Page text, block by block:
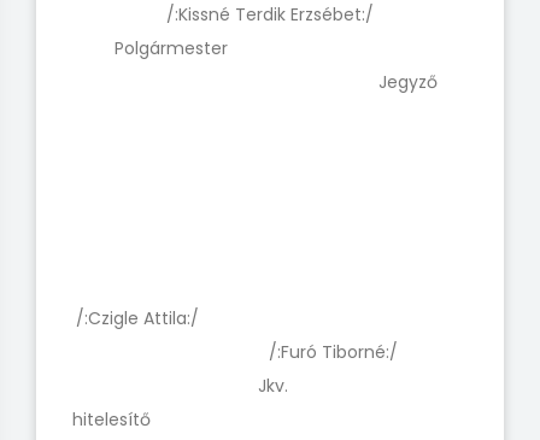
/:Kissné Terdik Erzsébet:/
Polgármester
Jegyző
/:Czigle Attila:/
/:Furó Tiborné:/
Jkv.